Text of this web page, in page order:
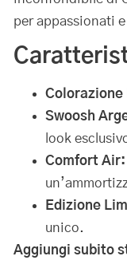
per appassionati
Colorazione
Swoosh
look
Comfort Air:
Edizione
unico.
Aggiungi subito